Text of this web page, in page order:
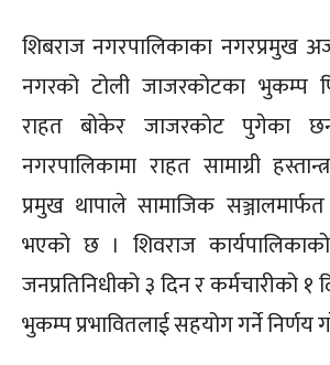
शिबराज नगरपालिकाका नगरप्रमुख
नगरको टोली जाजरकोटका भुकम्प
राहत बोकेर जाजरकोट पुगेका
नगरपालिकामा राहत सामाग्री
प्रमुख थापाले सामाजिक
भएको छ । शिवराज
जनप्रतिनिधीको ३ दिन र कर्मचारीको
भुकम्प प्रभावितलाई सहयोग गर्ने निर्णय